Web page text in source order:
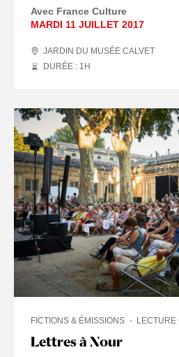
Avec France Culture
MARDI 11 JUILLET 2017
JARDIN DU MUSÉE CALVET
DURÉE : 1 H
Lettres à Nour
FICTIONS & ÉMISSIONS LECTURE